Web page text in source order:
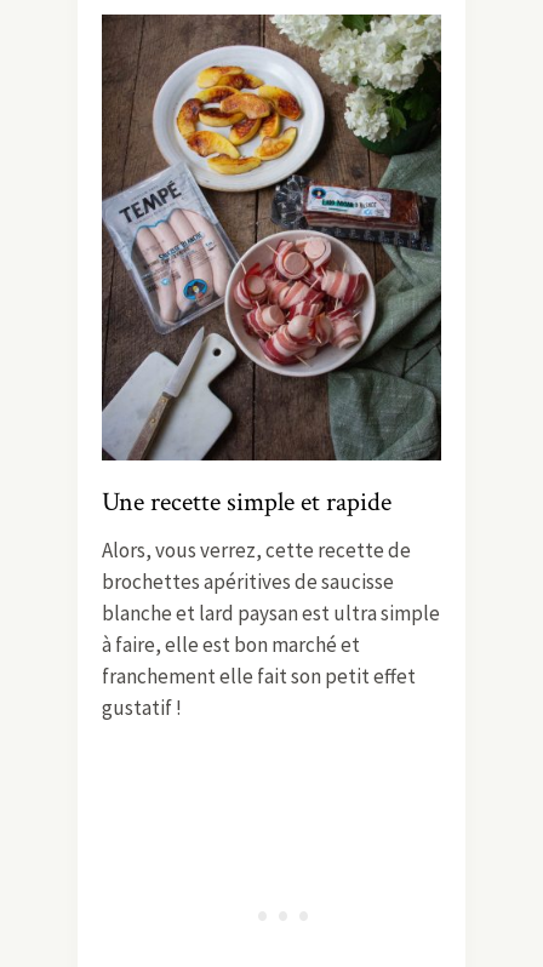
Une recette simple et rapide
Alors, vous verrez, cette recette de
brochettes apéritives de saucisse
blanche et lard paysan est ultra simple
à faire, elle est bon marché et
franchement elle fait son petit effet
gustatif !